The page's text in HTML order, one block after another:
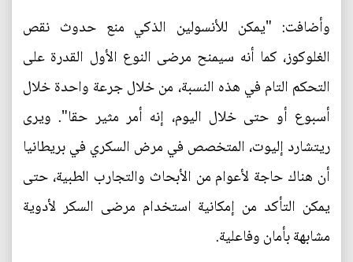
وأضافت: "يمكن للأنسولين الذكي منع حدوث نقص
الغلوكوز، كما أنه سيمنح مرضى النوع الأول القدرة على
التحكم التام في هذه النسبة، من خلال جرعة واحدة خلال
أسبوع أو حتى خلال اليوم، إنه أمر مثير حقا". ويرى
ريتشارد إليوت، المتخصص في مرض السكري في بريطانيا
أن هناك حاجة لأعوام من الأبحاث والتجارب الطبية، حتى
يمكن التأكد من إمكانية استخدام مرضى السكر لأدوية
مشابهة بأمان وفاعلية.